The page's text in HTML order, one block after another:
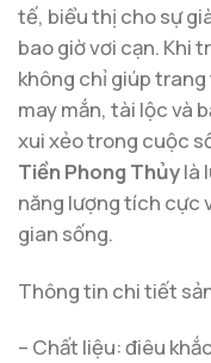
tế, biểu thị cho sự
bao giờ vơi cạn. Khi
không chỉ giúp
may mắn, tài lộc và
xui xẻo trong cuộc
Tiền Phong Thủylà
năng lượng tích cực
gian sống.
Thông tin chi tiết
– Chất liệu: điêu